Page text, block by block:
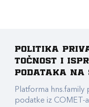
Politika
točnost i
podataka na
Platforma hns.family
podatke iz COMET-